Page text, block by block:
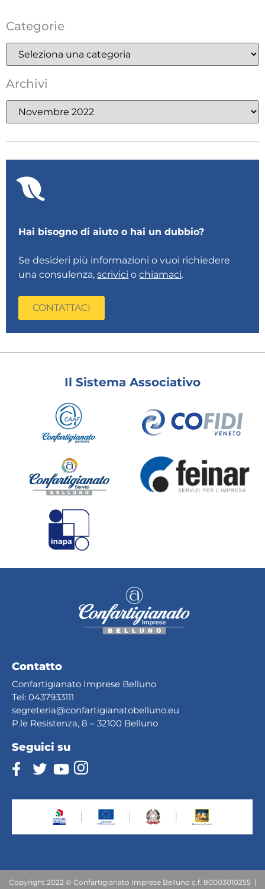
Categorie
Archivi
Hai bisogno di aiuto o hai un dubbio?
Se desideri più informazioni o vuoi richiedere
una consulenza,scrivici ochiamaci.
CONTATTACI
Il Sistema Associativo
Contatto
Confartigianato Imprese Belluno
Tel: 0437933111
segreteria@confartigianatobelluno.eu
P.le Resistenza, 8 – 32100 Belluno
Seguici su
Copyright 2022 © Confartigianato Imprese Belluno c.f. 80003010255 |